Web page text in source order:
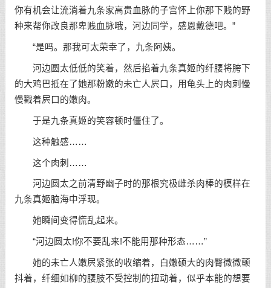
你有机会让流淌着九条家高贵血脉的子宫怀上你那下贱的野
种来帮你改良那卑贱血脉哦，河边同学，感恩戴德吧。”
“是吗。那我可太荣幸了，九条阿姨。
河边圆太低低的笑着，然后掐着九条真姬的纤腰将胯下
的大鸡巴抵在了她那粉嫩的未亡人屄口，用龟头上的肉刺慢
慢戳着屄口的嫩肉。
于是九条真姬的笑容顿时僵住了。
这种触感……
这个肉刺……
河边圆太之前清野幽子时的那根究极雌杀肉棒的模样在
九条真姬脑海中浮现。
她瞬间变得慌乱起来。
“河边圆太!你不要乱来!不能用那种形态……”
她的未亡人嫩屄紧张的收缩着，白嫩硕大的肉臀微微颤
抖着，纤细如柳的腰肢不受控制的扭动着，似乎本能的想要